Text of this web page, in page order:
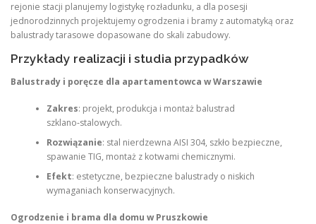
rejonie stacji planujemy logistykę rozładunku, a dla posesji
jednorodzinnych projektujemy ogrodzenia i bramy z automatyką oraz
balustrady tarasowe dopasowane do skali zabudowy.
Przykłady realizacji i studia przypadków
Balustrady i poręcze dla apartamentowca w Warszawie
Zakres: projekt, produkcja i montaż balustrad
szklano‑stalowych.
Rozwiązanie: stal nierdzewna AISI 304, szkło bezpieczne,
spawanie TIG, montaż z kotwami chemicznymi.
Efekt: estetyczne, bezpieczne balustrady o niskich
wymaganiach konserwacyjnych.
Ogrodzenie i brama dla domu w Pruszkowie